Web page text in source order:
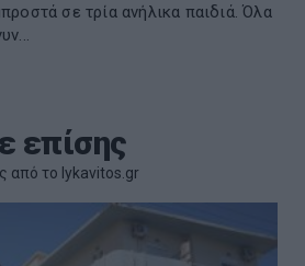
σε τρία ανήλικα παιδιά. Όλα
επίσης
από το lykavitos.gr